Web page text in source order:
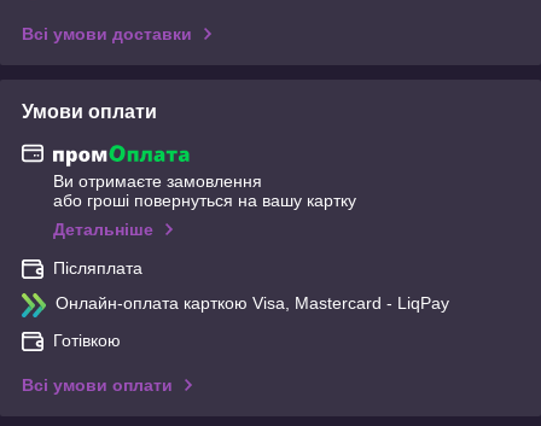
Всі умови доставки
Умови оплати
Ви отримаєте замовлення
або гроші повернуться на вашу картку
Детальніше
Післяплата
Онлайн-оплата карткою Visa, Mastercard - LiqPay
Готівкою
Всі умови оплати